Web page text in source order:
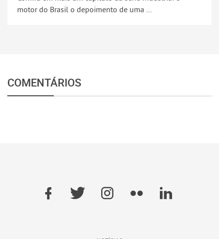
motor do Brasil o depoimento de uma ...
COMENTÁRIOS